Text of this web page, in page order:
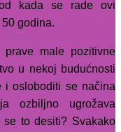
kada se rade ovi
godina.
prave male pozitivne
u nekoj budućnosti
i osloboditi se načina
ozbiljno ugrožava
to desiti? Svakako